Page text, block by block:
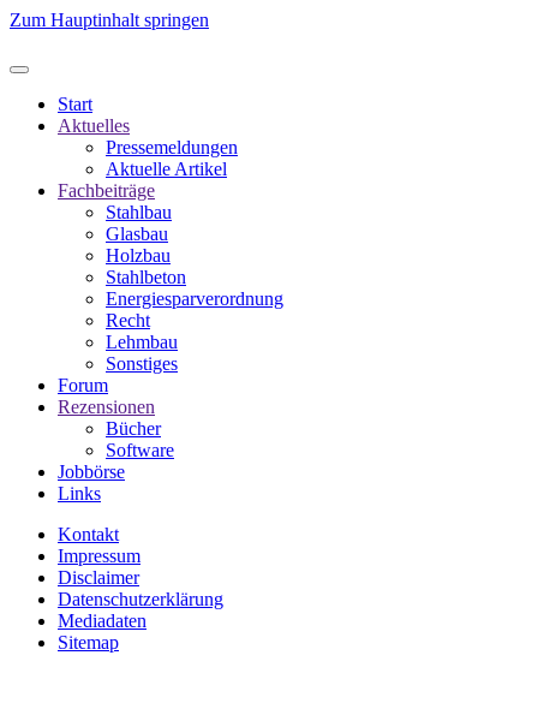
Zum Hauptinhalt springen
Start
Aktuelles
Pressemeldungen
Aktuelle Artikel
Fachbeiträge
Stahlbau
Glasbau
Holzbau
Stahlbeton
Energiesparverordnung
Recht
Lehmbau
Sonstiges
Forum
Rezensionen
Bücher
Software
Jobbörse
Links
Kontakt
Impressum
Disclaimer
Datenschutzerklärung
Mediadaten
Sitemap